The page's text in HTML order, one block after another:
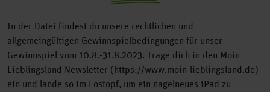
In der Datei findest du unsere rechtlichen und
allgemeingültigen Gewinnspielbedingungen für unser
Gewinnspiel vom 10.8.-31.8.2023. Trage dich in den Moin
Lieblingsland Newsletter (https://www.moin-lieblingsland.de)
ein und lande so im Lostopf, um ein nagelneues iPad zu